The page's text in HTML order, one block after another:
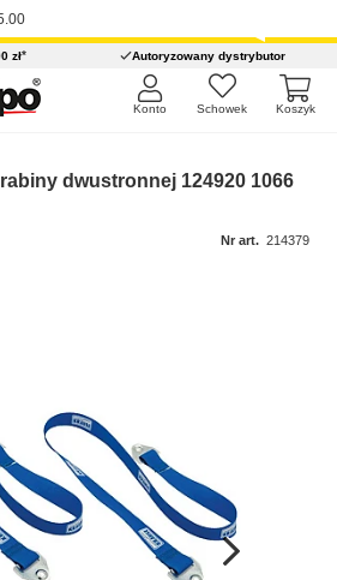
zł* Autoryzowany dystrybutor
Koszyk
Schowek
Konto
dwustronnej 124920 1066
Nr art. 214379